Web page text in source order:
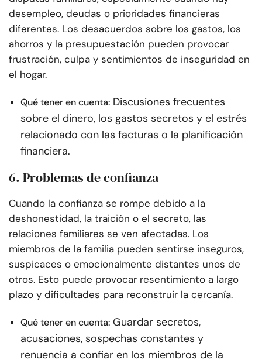
desempleo, deudas o prioridades financieras
diferentes. Los desacuerdos sobre los gastos, los
ahorros y la presupuestación pueden provocar
frustración, culpa y sentimientos de inseguridad en
el hogar.
Qué tener en cuenta: Discusiones frecuentes
sobre el dinero, los gastos secretos y el estrés
relacionado con las facturas o la planificación
financiera.
6. Problemas de confianza
Cuando la confianza se rompe debido a la
deshonestidad, la traición o el secreto, las
relaciones familiares se ven afectadas. Los
miembros de la familia pueden sentirse inseguros,
suspicaces o emocionalmente distantes unos de
otros. Esto puede provocar resentimiento a largo
plazo y dificultades para reconstruir la cercanía.
Qué tener en cuenta: Guardar secretos,
acusaciones, sospechas constantes y
renuencia a confiar en los miembros de la